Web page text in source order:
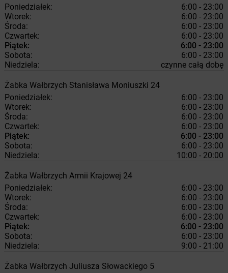
Poniedziałek:
6:00 - 23:00
Wtorek:
6:00 - 23:00
Środa:
6:00 - 23:00
Czwartek:
6:00 - 23:00
Piątek:
6:00 - 23:00
Sobota:
6:00 - 23:00
Niedziela:
czynne całą dobę
Żabka Wałbrzych Stanisława Moniuszki 24
Poniedziałek:
6:00 - 23:00
Wtorek:
6:00 - 23:00
Środa:
6:00 - 23:00
Czwartek:
6:00 - 23:00
Piątek:
6:00 - 23:00
Sobota:
6:00 - 23:00
Niedziela:
10:00 - 20:00
Żabka Wałbrzych Armii Krajowej 24
Poniedziałek:
6:00 - 23:00
Wtorek:
6:00 - 23:00
Środa:
6:00 - 23:00
Czwartek:
6:00 - 23:00
Piątek:
6:00 - 23:00
Sobota:
6:00 - 23:00
Niedziela:
9:00 - 21:00
Żabka Wałbrzych Juliusza Słowackiego 5